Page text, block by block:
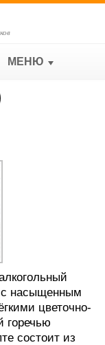
МЕНЮ
с насыщенным
цветочно-
горечью
состоит из